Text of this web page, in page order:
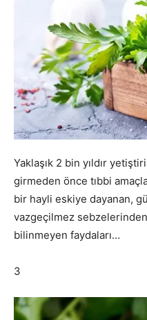
Yaklaşık 2 bin yıldır
girmeden önce tıbbi
bir hayli eskiye dayanan,
vazgeçilmez
bilinmeyen faydaları…
3